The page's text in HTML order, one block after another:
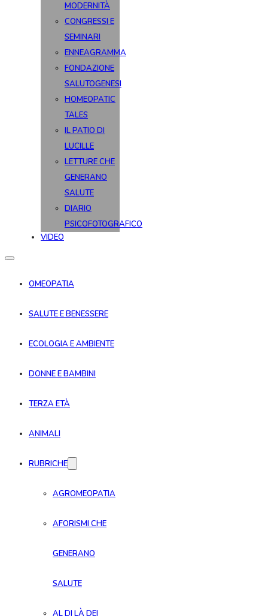
MODERNITÀ
CONGRESSI E
SEMINARI
ENNEAGRAMMA
FONDAZIONE
SALUTOGENESI
HOMEOPATIC
TALES
IL PATIO DI
LUCILLE
LETTURE CHE
GENERANO
SALUTE
DIARIO
PSICOFOTOGRAFICO
VIDEO
OMEOPATIA
SALUTE E BENESSERE
ECOLOGIA E AMBIENTE
DONNE E BAMBINI
TERZA ETÀ
ANIMALI
RUBRICHE
AGROMEOPATIA
AFORISMI CHE
GENERANO
SALUTE
AL DI LÀ DEI